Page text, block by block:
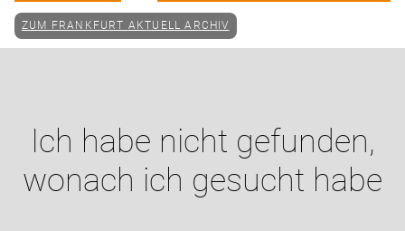
ZUM FRANKFURT AKTUELL ARCHIV
Ich habe nicht gefunden,
wonach ich gesucht habe